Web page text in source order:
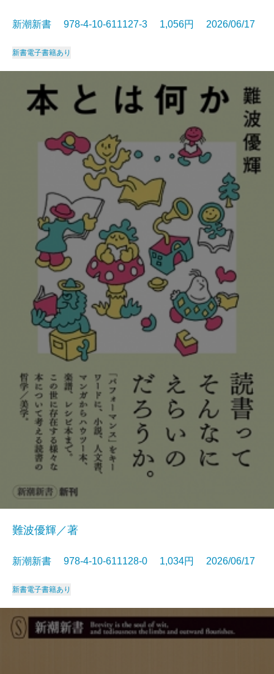
新潮新書 978-4-10-611127-3 1,056円 2026/06/17
新書電子書籍あり
難波優輝／著
新潮新書 978-4-10-611128-0 1,034円 2026/06/17
新書電子書籍あり